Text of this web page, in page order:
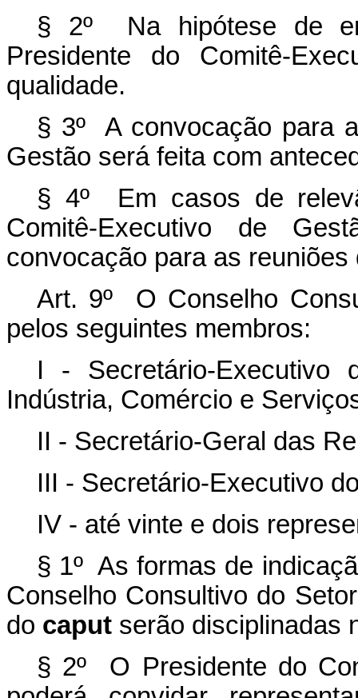
§ 2º Na hipótese de
Presidente do Comitê-
qualidade.
§ 3º A convocação para
Gestão será feita com
§ 4º Em casos de
Comitê-Executivo de
convocação para as reuniões
Art. 9º O Conselho
pelos seguintes membros:
I - Secretário-Executivo
Indústria, Comércio e
II - Secretário-Geral das
III - Secretário-Executivo
IV - até vinte e dois
§ 1º As formas de
Conselho Consultivo do
do caput serão disciplinadas
§ 2º O Presidente do